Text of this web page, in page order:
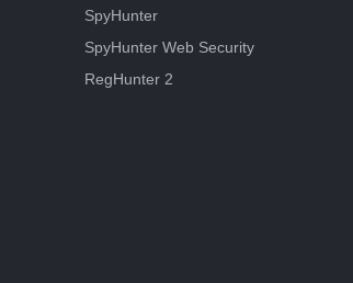
SpyHunter
SpyHunter Web Security
RegHunter 2